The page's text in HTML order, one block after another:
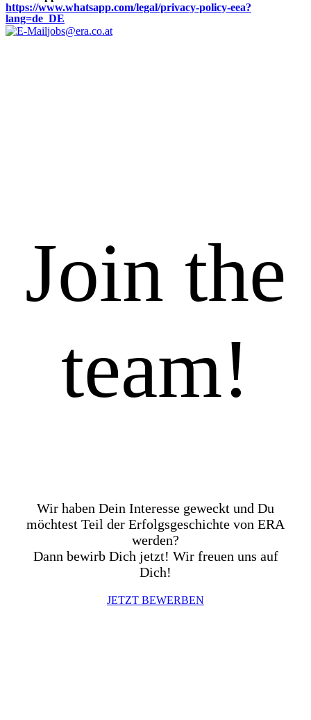
https://www.whatsapp.com/legal/privacy-policy-eea?
lang=de_DE
jobs@era.co.at
Join the
team!
Wir haben Dein Interesse geweckt und Du
möchtest Teil der Erfolgsgeschichte von ERA
werden?
Dann bewirb Dich jetzt! Wir freuen uns auf
Dich!
JETZT BEWERBEN